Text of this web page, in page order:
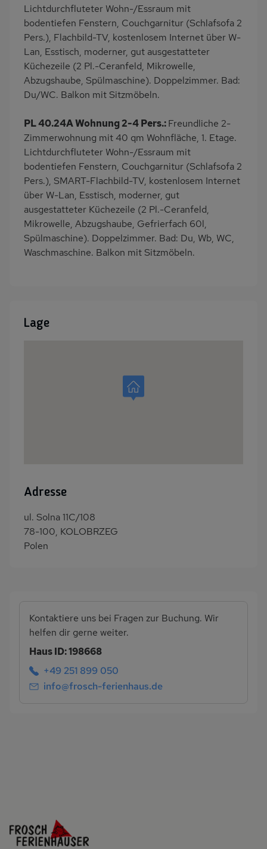
Lichtdurchfluteter Wohn-/Essraum mit
bodentiefen Fenstern, Couchgarnitur (Schlafsofa 2
Pers.), Flachbild-TV, kostenlosem Internet über W-
Lan, Esstisch, moderner, gut ausgestatteter
Küchezeile (2 Pl.-Ceranfeld, Mikrowelle,
Abzugshaube, Spülmaschine). Doppelzimmer. Bad:
Du/WC. Balkon mit Sitzmöbeln.
PL 40.24A Wohnung 2-4 Pers.:Freundliche 2-
Zimmerwohnung mit 40 qm Wohnfläche, 1. Etage.
Lichtdurchfluteter Wohn-/Essraum mit
bodentiefen Fenstern, Couchgarnitur (Schlafsofa 2
Pers.), SMART-Flachbild-TV, kostenlosem Internet
über W-Lan, Esstisch, moderner, gut
ausgestatteter Küchezeile (2 Pl.-Ceranfeld,
Mikrowelle, Abzugshaube, Gefrierfach 60l,
Spülmaschine). Doppelzimmer. Bad: Du, Wb, WC,
Waschmaschine. Balkon mit Sitzmöbeln.
Lage
Adresse
ul. Solna 11C/108
78-100, KOLOBRZEG
Polen
Kontaktiere uns bei Fragen zur Buchung. Wir
helfen dir gerne weiter.
Haus ID: 198668
+49 251 899 050
info@frosch-ferienhaus.de